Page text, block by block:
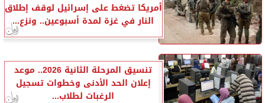
أمريكا تضغط على إسرائيل لوقف إطلاق
النار في غزة لمدة أسبوعين.. ونزع...
تنسيق المرحلة الثانية 2026.. موعد
إعلان الحد الأدنى وخطوات تسجيل
الرغبات لطلاب...